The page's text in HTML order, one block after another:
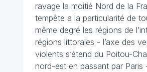
ravage la moitié Nord de la
tempête a la particularité de
même degré les régions de
régions littorales - l’axe des
violents s’étend du Poitou-
nord-est en passant par Paris